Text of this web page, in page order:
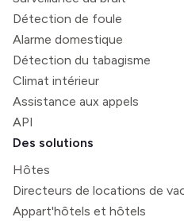
Détection de foule
Alarme domestique
Détection du tabagisme
Climat intérieur
Assistance aux appels
API
Des solutions
Hôtes
Directeurs de locations de
Appart'hôtels et hôtels